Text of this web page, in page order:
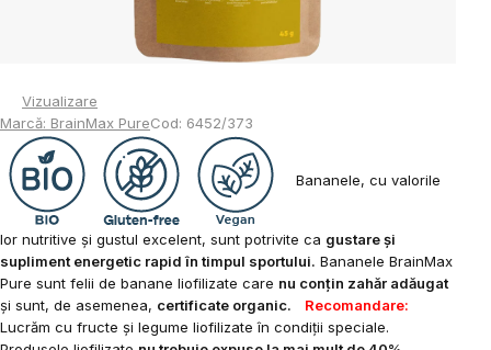
Vizualizare
Marcă: BrainMax PureCod: 6452/373
Bananele, cu valorile
lor nutritive și gustul excelent, sunt potrivite ca gustare și
supliment energetic rapid în timpul sportului. Bananele BrainMax
Pure sunt felii de banane liofilizate care nu conțin zahăr adăugat
și sunt, de asemenea, certificate organic.
Recomandare:
Lucrăm cu fructe și legume liofilizate în condiții speciale.